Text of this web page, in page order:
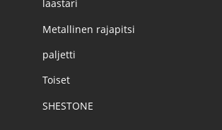
laastari
Metallinen rajapitsi
paljetti
Toiset
SHESTONE